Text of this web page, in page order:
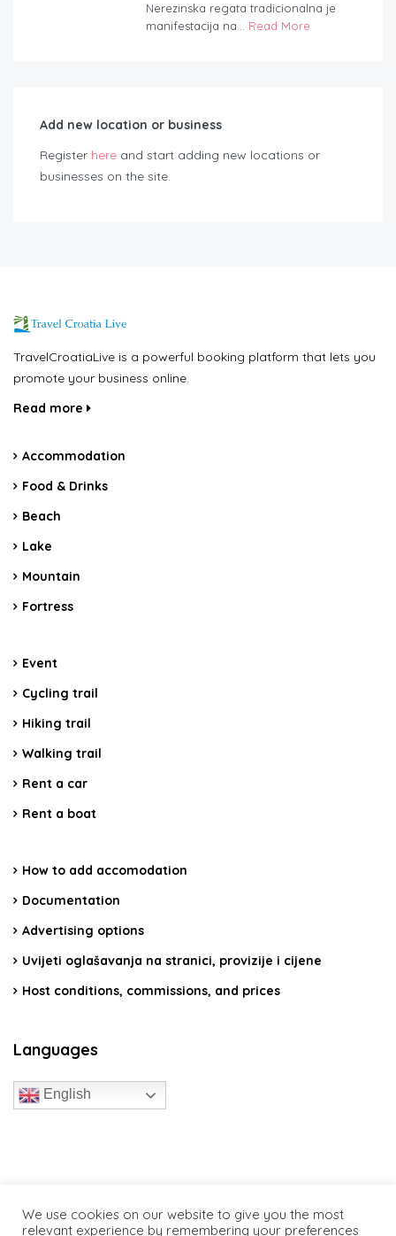
Nerezinska regata tradicionalna je
manifestacija na... Read More
Add new location or business
Register here and start adding new locations or
businesses on the site.
TravelCroatiaLive is a powerful booking platform that lets you
promote your business online.
Read more
Accommodation
Food & Drinks
Beach
Lake
Mountain
Fortress
Event
Cycling trail
Hiking trail
Walking trail
Rent a car
Rent a boat
How to add accomodation
Documentation
Advertising options
Uvijeti oglašavanja na stranici, provizije i cijene
Host conditions, commissions, and prices
Languages
English
We use cookies on our website to give you the most
relevant experience by remembering your preferences